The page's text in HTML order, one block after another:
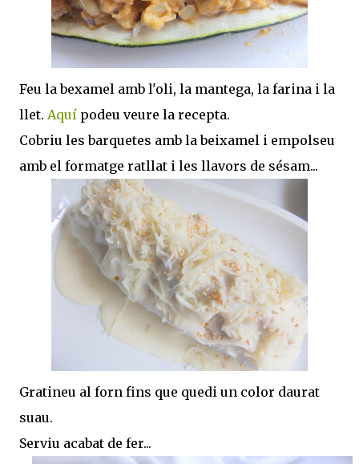
Feu la bexamel amb l'oli, la mantega, la farina i la
llet. Aquí podeu veure la recepta.
Cobriu les barquetes amb la beixamel i empolseu
amb el formatge ratllat i les llavors de sésam...
Gratineu al forn fins que quedi un color daurat
suau.
Serviu acabat de fer...